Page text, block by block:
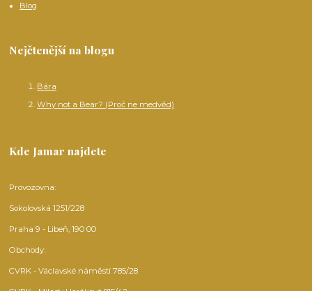
Blog
Nejčtenější na blogu
Bára
Why not a Bear? (Proč ne medvěd)
Kde Jamar najdete
Provozovna:
Sokolovská 1251/228
Praha 9 - Libeň, 190 00
Obchody:
CVRK - Václavské náměstí 785/28